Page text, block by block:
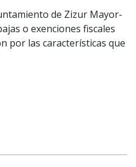
de Zizur Mayor-
o exenciones fiscales
por las características que